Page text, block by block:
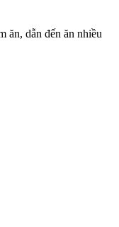
ăn, dẫn đến ăn nhiều